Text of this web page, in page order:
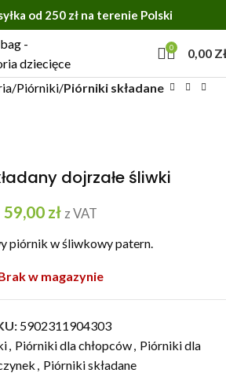
od 250 zł na terenie Polski
0 0,00
Piórniki Piórniki składane
dojrzałe śliwki
59,00 zł z VAT
piórnik w śliwkowy patern.
w magazynie
5902311904303
, Piórniki dla chłopców, Piórniki dla
, Piórniki składane